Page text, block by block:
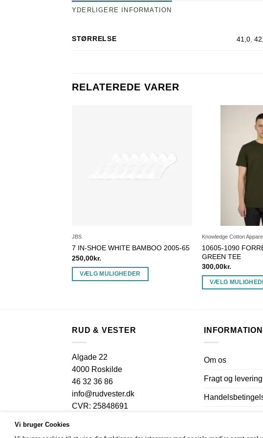
YDERLIGERE INFORMATION
STØRRELSE 41,0 ,
RELATEREDE VARER
JBS
7 IN-SHOE WHITE BAMBOO 2005-65
250,00kr.
VÆLG MULIGHEDER
varianter.
Mulighederne
kan
vælges
Knowledge Cotton
10605-1090
GREEN TEE
300,00kr.
VÆLG
flere
kan
varesiden
RUD & VESTER
Algade 22
4000 Roskilde
46 32 36 86
info@rudvester.dk
CVR: 25848691
INFORMATION
Om os
Fragt og levering
Vi bruger Cookies